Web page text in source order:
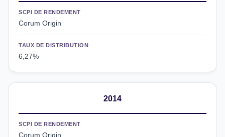
SCPI DE RENDEMENT
Corum Origin
TAUX DE DISTRIBUTION
6,27%
2014
SCPI DE RENDEMENT
Corum Origin